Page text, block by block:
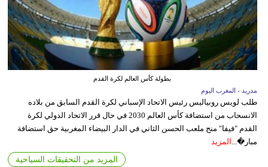
بطولة كأس العالم لكرة القدم
مدريد - المغرب اليوم
طلب لويس روبياليس رئيس الاتحاد الإسباني لكرة القدم السابق من بلاده
الانسحاب من استضافة كأس العالم 2030 في حال قرر الاتحاد الدولي لكرة
القدم "فيفا" منح ملعب الحسن الثاني في الدار البيضاء المغربية حق استضافة
مبار�... المزيد
المزيد من التحقيقات السياحية